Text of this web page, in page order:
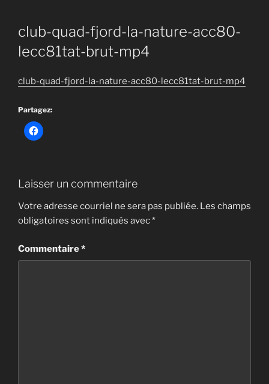
club-quad-fjord-la-nature-acc80-
lecc81tat-brut-mp4
club-quad-fjord-la-nature-acc80-lecc81tat-brut-mp4
Partagez:
Laisser un commentaire
Votre adresse courriel ne sera pas publiée. Les champs
obligatoires sont indiqués avec*
Commentaire*